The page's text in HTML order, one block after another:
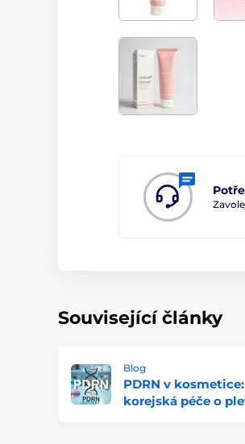
Související články
Blog
PDRN v
korejská péče o